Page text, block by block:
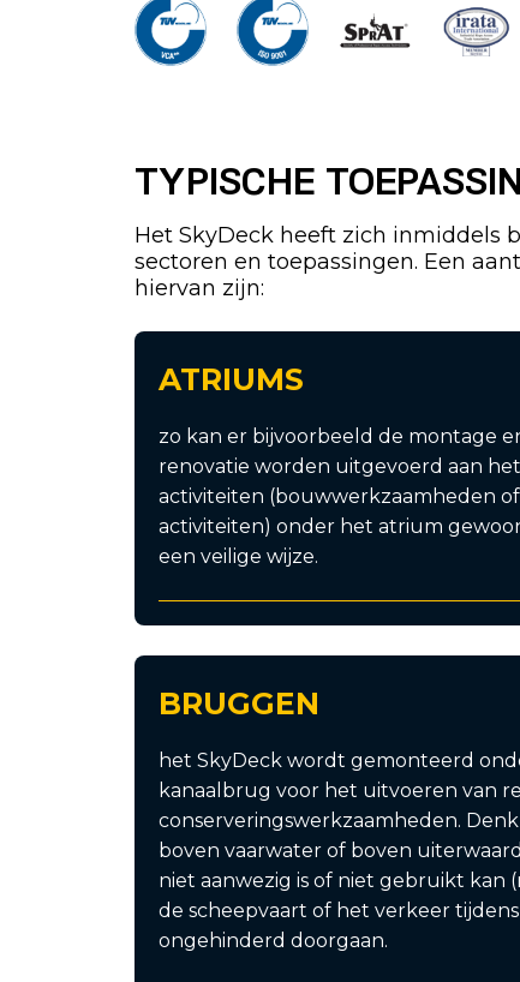
TYPISCHE
Het SkyDeck heeft zich inmiddels
sectoren en toepassingen. Een
hiervan zijn:
ATRIUMS
zo kan er bijvoorbeeld de montage
renovatie worden uitgevoerd aan
activiteiten (bouwwerkzaamheden
activiteiten) onder het atrium
een veilige wijze.
BRUGGEN
het SkyDeck wordt gemonteerd
kanaalbrug voor het uitvoeren van
conserveringswerkzaamheden.
boven vaarwater of boven
niet aanwezig is of niet gebruikt kan
de scheepvaart of het verkeer
ongehinderd doorgaan.